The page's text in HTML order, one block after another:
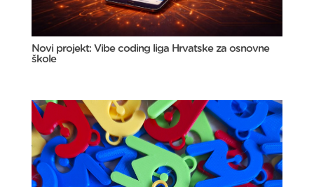
Novi projekt: Vibe coding liga Hrvatske za osnovne
škole